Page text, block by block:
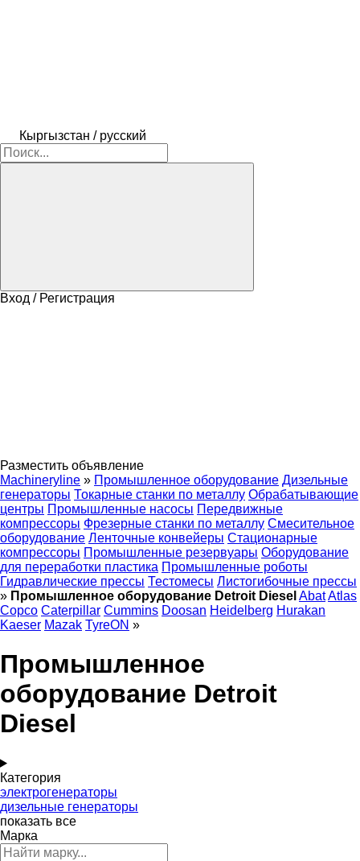
Кыргызстан / русский
Вход / Регистрация
Разместить объявление
Machineryline » Промышленное оборудование Дизельные
генераторы Токарные станки по металлу Обрабатывающие
центры Промышленные насосы Передвижные
компрессоры Фрезерные станки по металлу Смесительное
оборудование Ленточные конвейеры Стационарные
компрессоры Промышленные резервуары Оборудование
для переработки пластика Промышленные роботы
Гидравлические прессы Тестомесы Листогибочные прессы
» Промышленное оборудование Detroit Diesel AbatAtlas
Copco Caterpillar Cummins Doosan Heidelberg Hurakan
Kaeser Mazak TyreON »
Промышленное
оборудование Detroit
Diesel
Категория
электрогенераторы
дизельные генераторы
показать все
Марка